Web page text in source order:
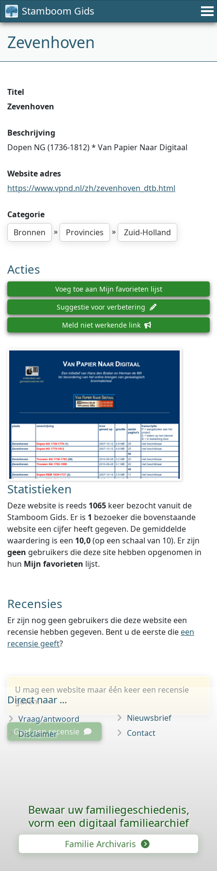
Stamboom Gids
Zevenhoven
Titel
Zevenhoven
Beschrijving
Dopen NG (1736-1812) * Van Papier Naar Digitaal
Website adres
https://www.vpnd.nl/zh/zevenhoven_dtb.html
Categorie
Bronnen
» Provincies » Zuid-Holland
Acties
Voeg toe aan Mijn favorieten lijst
Suggestie voor verbetering
Meld niet werkende link
Statistieken
Deze website is reeds 1065 keer bezocht vanuit de
Stamboom Gids. Er is 1 bezoeker die bovenstaande
website een cijfer heeft gegeven. De gemiddelde
waardering is een 10,0(op een schaal van 10). Er zijn
geen gebruikers die deze site hebben opgenomen in
hun Mijn favorieten lijst.
Recensies
Er zijn nog geen gebruikers die deze website een
recensie hebben gegeven. Bent u de eerste die een
recensie geeft?
U mag een website maar één keer een recensie
geven.
Geef een recensie
Direct naar ...
Vraag/antwoord
Disclaimer
Nieuwsbrief
Contact
Bewaar uw familie­geschiedenis,
vorm een digitaal familiearchief
Familie Archivaris